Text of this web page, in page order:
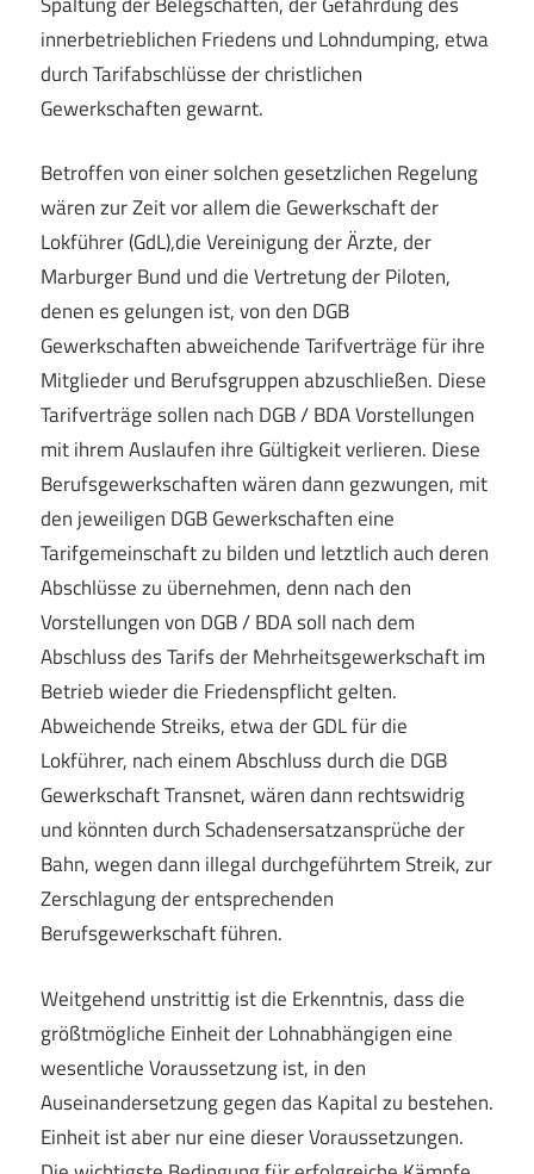
innerbetrieblichen Friedens und Lohndumping, etwa
durch Tarifabschlüsse der christlichen
Gewerkschaften gewarnt.
Betroffen von einer solchen gesetzlichen Regelung
wären zur Zeit vor allem die Gewerkschaft der
Lokführer (GdL),die Vereinigung der Ärzte, der
Marburger Bund und die Vertretung der Piloten,
denen es gelungen ist, von den DGB
Gewerkschaften abweichende Tarifverträge für ihre
Mitglieder und Berufsgruppen abzuschließen. Diese
Tarifverträge sollen nach DGB / BDA Vorstellungen
mit ihrem Auslaufen ihre Gültigkeit verlieren. Diese
Berufsgewerkschaften wären dann gezwungen, mit
den jeweiligen DGB Gewerkschaften eine
Tarifgemeinschaft zu bilden und letztlich auch deren
Abschlüsse zu übernehmen, denn nach den
Vorstellungen von DGB / BDA soll nach dem
Abschluss des Tarifs der Mehrheitsgewerkschaft im
Betrieb wieder die Friedenspflicht gelten.
Abweichende Streiks, etwa der GDL für die
Lokführer, nach einem Abschluss durch die DGB
Gewerkschaft Transnet, wären dann rechtswidrig
und könnten durch Schadensersatzansprüche der
Bahn, wegen dann illegal durchgeführtem Streik, zur
Zerschlagung der entsprechenden
Berufsgewerkschaft führen.
Weitgehend unstrittig ist die Erkenntnis, dass die
größtmögliche Einheit der Lohnabhängigen eine
wesentliche Voraussetzung ist, in den
Auseinandersetzung gegen das Kapital zu bestehen.
Einheit ist aber nur eine dieser Voraussetzungen.